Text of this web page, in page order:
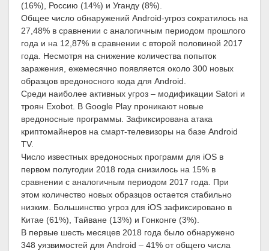
(16%), Россию (14%) и Уганду (8%).
Общее число обнаружений Android-угроз сократилось на
27,48% в сравнении с аналогичным периодом прошлого
года и на 12,87% в сравнении с второй половиной 2017
года. Несмотря на снижение количества попыток
заражения, ежемесячно появляется около 300 новых
образцов вредоносного кода для Android.
Среди наиболее активных угроз – модификации Satori и
троян Exobot. В Google Play проникают новые
вредоносные программы. Зафиксирована атака
криптомайнеров на смарт-телевизоры на базе Android
TV.
Число известных вредоносных программ для iOS в
первом полугодии 2018 года снизилось на 15% в
сравнении с аналогичным периодом 2017 года. При
этом количество новых образцов остается стабильно
низким. Большинство угроз для iOS зафиксировано в
Китае (61%), Тайване (13%) и Гонконге (3%).
В первые шесть месяцев 2018 года было обнаружено
348 уязвимостей для Android – 41% от общего числа